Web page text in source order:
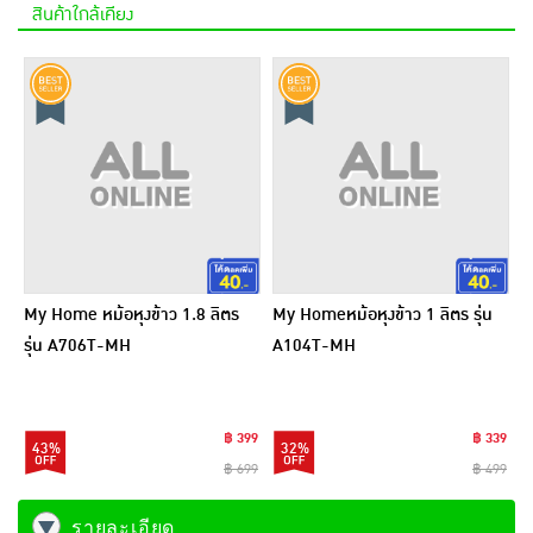
สินค้าใกล้เคียง
My Home หม้อหุงข้าว 1.8 ลิตร
รุ่น A706T-MH
43%
฿ 399
฿ 699
My Homeหม้อหุงข้าว 1 ลิตร รุ่น
A104T-MH
32%
฿ 339
฿ 499
รายละเอียด